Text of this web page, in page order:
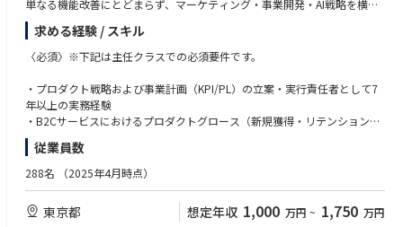
単なる機能改善にとどまらず、マーケティング・事業開発・AI戦略を横断
し、新規獲得から収益最大化までを一貫してリードしてください。
＜本ポジションの魅力＞
グ・AIを統合した次世代プラットフォームを大きな裁量で主導できます。
既存事業のグロースと新規事業の立上げを同時に推進し、経営層と共にプ
ロダクト組織そのものを創り上げる、圧倒的な手触り感のある環境です。
・プロダクト戦略とAI変革
中長期ビジョンと統合ロードマップの策定。生成AI・Conversational UIを
活用した顧客体験の再設計。
・ライフサイクル・グロース戦略
新規獲得、オンボーディング、Churn低減、LTV向上に向けたデータドリブ
求める経験 / スキル
〈必須〉※下記は主任クラスでの必須要件です。
・プロダクト戦略および事業計画（KPI/PL）の立案・実行責任者として7
年以上の実務経験
・B2Cサービスにおけるプロダクトグロース（新規獲得・リテンション・
Churn改善）の実務経験
・定性・定量分析を通じた課題発見と、仮説検証に基づくプロダクト改善
の遂行経験
ーダーシップ経験
・日本語による業務遂行能力
従業員数
288名 （2025年4月時点）
東京都 想定年収 1,000 万円 ~ 1,750 万円